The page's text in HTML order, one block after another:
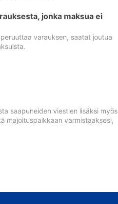
jonka maksua ei
varauksen, saatat joutua
saapuneiden viestien lisäksi myös
majoituspaikkaan varmistaaksesi,